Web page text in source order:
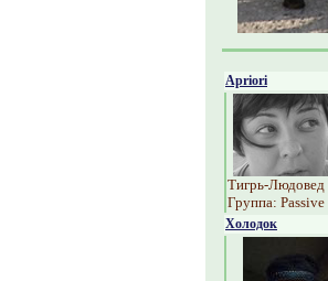
Apriori
Тигрь-Людовед
Группа: Passive
Холодок